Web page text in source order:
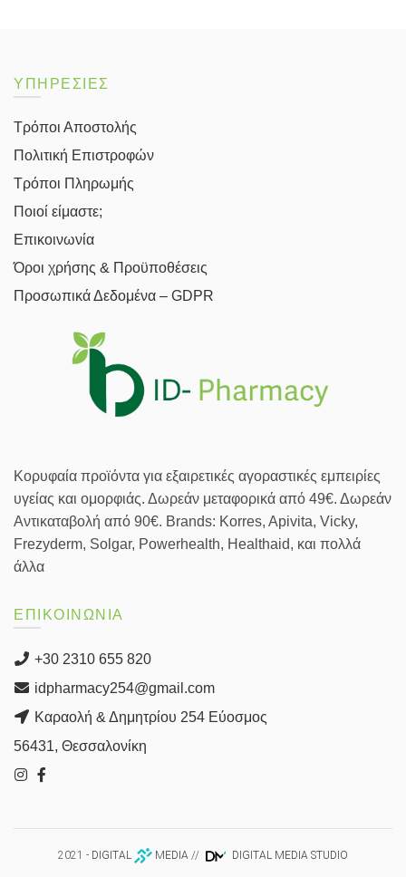
ΥΠΗΡΕΣΙΕΣ
Τρόποι Αποστολής
Πολιτική Επιστροφών
Τρόποι Πληρωμής
Ποιοί είμαστε;
Επικοινωνία
Όροι χρήσης & Προϋποθέσεις
Προσωπικά Δεδομένα – GDPR
Κορυφαία προϊόντα για εξαιρετικές αγοραστικές εμπειρίες
υγείας και ομορφιάς. Δωρεάν μεταφορικά από 49€. Δωρεάν
Αντικαταβολή από 90€. Brands: Korres, Apivita, Vicky,
Frezyderm, Solgar, Powerhealth, Healthaid, και πολλά
άλλα
ΕΠΙΚΟΙΝΩΝΙΑ
+30 2310 655 820
idpharmacy254@gmail.com
Καραολή & Δημητρίου 254 Εύοσμος
56431, Θεσσαλονίκη
2021 - DIGITAL MEDIA // DIGITAL MEDIA STUDIO